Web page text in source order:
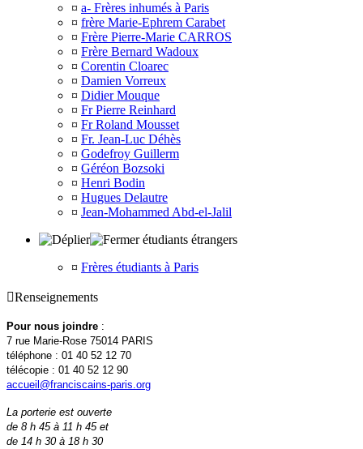
¤ a- Frères inhumés à Paris
¤ frère Marie-Ephrem Carabet
¤ Frère Pierre-Marie CARROS
¤ Frère Bernard Wadoux
¤ Corentin Cloarec
¤ Damien Vorreux
¤ Didier Mouque
¤ Fr Pierre Reinhard
¤ Fr Roland Mousset
¤ Fr. Jean-Luc Déhès
¤ Godefroy Guillerm
¤ Géréon Bozsoki
¤ Henri Bodin
¤ Hugues Delautre
¤ Jean-Mohammed Abd-el-Jalil
étudiants étrangers
¤ Frères étudiants à Paris
Renseignements
Pour nous joindre :
7 rue Marie-Rose 75014 PARIS
téléphone : 01 40 52 12 70
télécopie : 01 40 52 12 90
accueil@franciscains-paris.org
La porterie est ouverte
de 8 h 45 à 11 h 45 et
de 14 h 30 à 18 h 30